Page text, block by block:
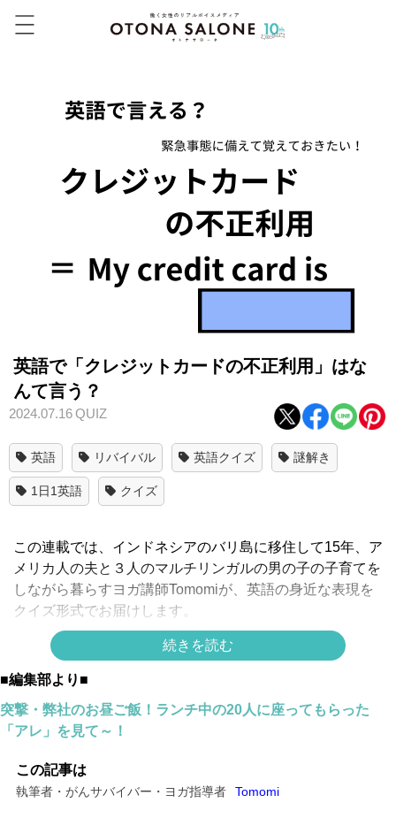
英語で「クレジットカードの不正利用」はな
んて言う？
2024.07.16QUIZ
英語 リバイバル 英語クイズ 謎解き
1日1英語 クイズ
この連載では、インドネシアのバリ島に移住して15年、ア
メリカ人の夫と３人のマルチリンガルの男の子の子育てを
しながら暮らすヨガ講師Tomomiが、英語の身近な表現を
クイズ形式でお届けします。
「クレジットカードの不正利用」って英語で
言えますか？
正解は
↓
↓
続きを読む
■編集部より■
突撃・弊社のお昼ご飯！ランチ中の20人に座ってもらった
「アレ」を見て～！
この記事は
執筆者・がんサバイバー・ヨガ指導者 Tomomi